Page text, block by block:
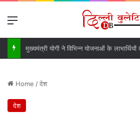
Menu
Home /देश
देश